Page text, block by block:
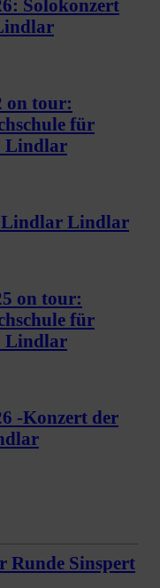
Solokonzert
on tour:
für
Lindlar
Lindlar Lindlar
on tour:
für
Lindlar
-Konzert der
Runde Sinspert